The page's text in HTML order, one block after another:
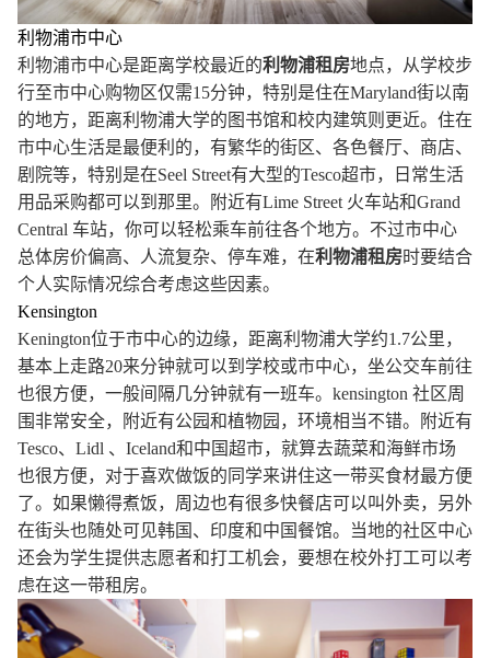
利物浦市中心
利物浦市中心是距离学校最近的利物浦租房地点，从学校步
行至市中心购物区仅需15分钟，特别是住在Maryland街以南
的地方，距离利物浦大学的图书馆和校内建筑则更近。住在
市中心生活是最便利的，有繁华的街区、各色餐厅、商店、
剧院等，特别是在Seel Street有大型的Tesco超市，日常生活
用品采购都可以到那里。附近有Lime Street 火车站和Grand
Central 车站，你可以轻松乘车前往各个地方。不过市中心
总体房价偏高、人流复杂、停车难，在利物浦租房时要结合
个人实际情况综合考虑这些因素。
Kensington
Kenington位于市中心的边缘，距离利物浦大学约1.7公里，
基本上走路20来分钟就可以到学校或市中心，坐公交车前往
也很方便，一般间隔几分钟就有一班车。kensington 社区周
围非常安全，附近有公园和植物园，环境相当不错。附近有
Tesco、Lidl 、Iceland和中国超市，就算去蔬菜和海鲜市场
也很方便，对于喜欢做饭的同学来讲住这一带买食材最方便
了。如果懒得煮饭，周边也有很多快餐店可以叫外卖，另外
在街头也随处可见韩国、印度和中国餐馆。当地的社区中心
还会为学生提供志愿者和打工机会，要想在校外打工可以考
虑在这一带租房。